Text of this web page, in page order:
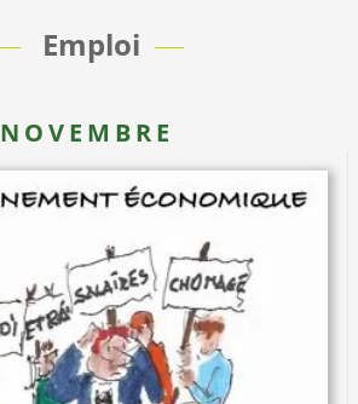
Emploi
NOVEMBRE